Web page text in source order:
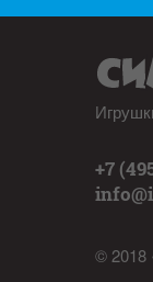
+7
© 2018